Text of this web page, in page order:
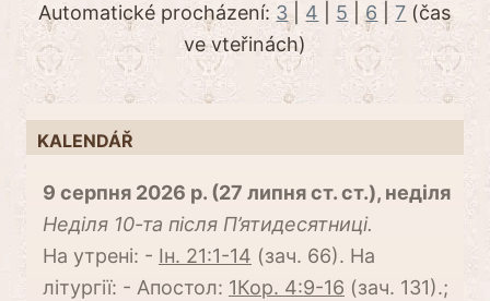
Automatické procházení: 3 4 5 |6 7 (čas
ve vteřinách)
KALENDÁŘ
9 серпня 2026 р. (27 липня ст. ст.), неділя
Неділя 10-та після П’ятидесятниці.
На утрені: - Ін. 21:1-14 (зач. 66). На
літургії: - Апостол: 1Кор. 4:9-16 (зач. 131).;